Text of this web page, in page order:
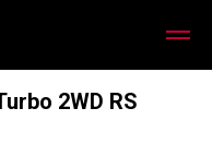
2WD RS